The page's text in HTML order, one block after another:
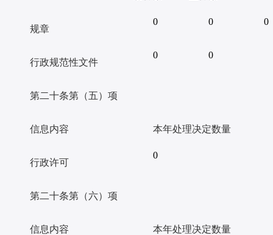
规章
0 0 0
行政规范性文件
0 0
第二十条第（五）项
信息内容 本年处理决定数量
行政许可
0
第二十条第（六）项
信息内容 本年处理决定数量